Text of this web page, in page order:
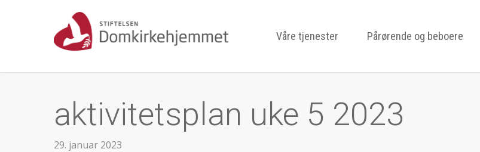
Våre tjenester Pårørende og beboere
aktivitetsplan uke 5 2023
29. januar 2023